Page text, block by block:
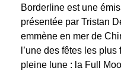
Borderline est une
présentée par Tristan
emmène en mer de
l’une des fêtes les
pleine lune : la Full